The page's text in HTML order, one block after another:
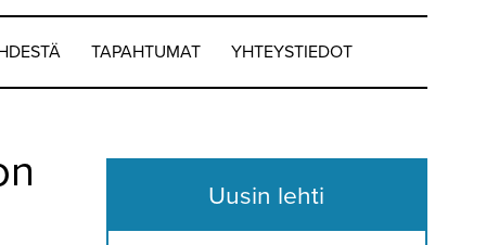
TAPAHTUMAT YHTEYSTIEDOT
Uusin lehti